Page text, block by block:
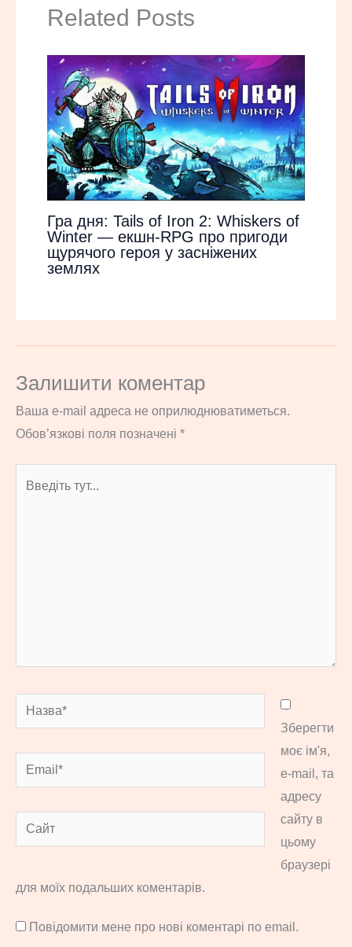
Related Posts
Гра дня: Tails of Iron 2: Whiskers of
Winter — екшн-RPG про пригоди
щурячого героя у засніжених
землях
Залишити коментар
Ваша e-mail адреса не оприлюднюватиметься.
Обов’язкові поля позначені *
Назва*
Email*
Сайт
Зберегти
моє ім'я,
e-mail, та
адресу
сайту в
цьому
браузері
для моїх подальших коментарів.
Повідомити мене про нові коментарі по email.